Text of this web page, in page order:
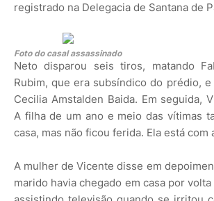
registrado na Delegacia de Santana de
Foto do casal assassinado
Neto disparou seis tiros, matando
Rubim, que era subsíndico do prédio,
Cecilia Amstalden Baida. Em seguida,
A filha de um ano e meio das vítimas
casa, mas não ficou ferida. Ela está com
A mulher de Vicente disse em
marido havia chegado em casa por